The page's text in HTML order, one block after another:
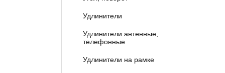
Удлинители
Удлинители антенные,
телефонные
Удлинители на рамке